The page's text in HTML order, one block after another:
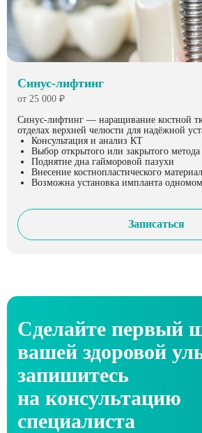
Синус-лифтинг
от 25 000 ₽
Синус-лифтинг — наращивание костной
отделах верхней челюсти для надёжной
Консультация и анализ КТ
Выбор открытого или закрытого метода
Поднятие дна гайморовой пазухи
Внесение костнопластического
Возможна установка импланта
Записаться
Сделайте первый
вашей здоровой
запишитесь
на консультацию
специалиста